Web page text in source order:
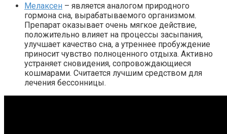
Мелаксен – является аналогом природного
гормона сна, вырабатываемого организмом.
Препарат оказывает очень мягкое действие,
положительно влияет на процессы засыпания,
улучшает качество сна, а утреннее пробуждение
приносит чувство полноценного отдыха. Активно
устраняет сновидения, сопровождающиеся
кошмарами. Считается лучшим средством для
лечения бессонницы.